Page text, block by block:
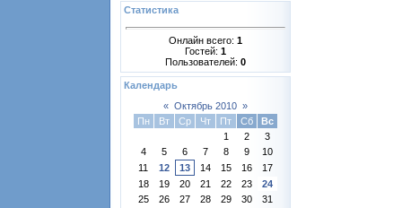
Статистика
Онлайн всего: 1
Гостей: 1
Пользователей: 0
Календарь
« Октябрь 2010 »
Пн
Вт Ср Чт Пт Сб
Вс
1
2
3
4
5 6 7 8 9
10
11
12 13 14 15 16
17
18
19 20 21 22 23
24
25
26 27 28 29 30 31